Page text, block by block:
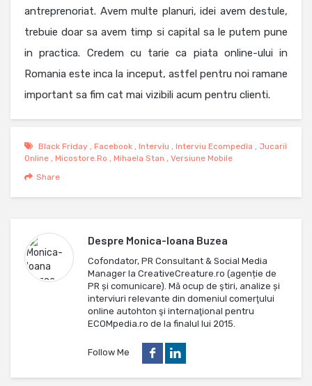
antreprenoriat. Avem multe planuri, idei avem destule,
trebuie doar sa avem timp si capital sa le putem pune
in practica. Credem cu tarie ca piata online-ului in
Romania este inca la inceput, astfel pentru noi ramane
important sa fim cat mai vizibili acum pentru clienti.
Black Friday Facebook Interviu Interviu Ecompedia
Jucarii
Online
Micostore.ro Mihaela Stan
Versiune Mobile
Share
Despre Monica-Ioana Buzea
Cofondator, PR Consultant & Social Media
Manager la CreativeCreature.ro (agenție de
PR și comunicare). Mă ocup de ştiri, analize și
interviuri relevante din domeniul comerţului
online autohton şi internaţional pentru
ECOMpedia.ro de la finalul lui 2015.
Follow Me